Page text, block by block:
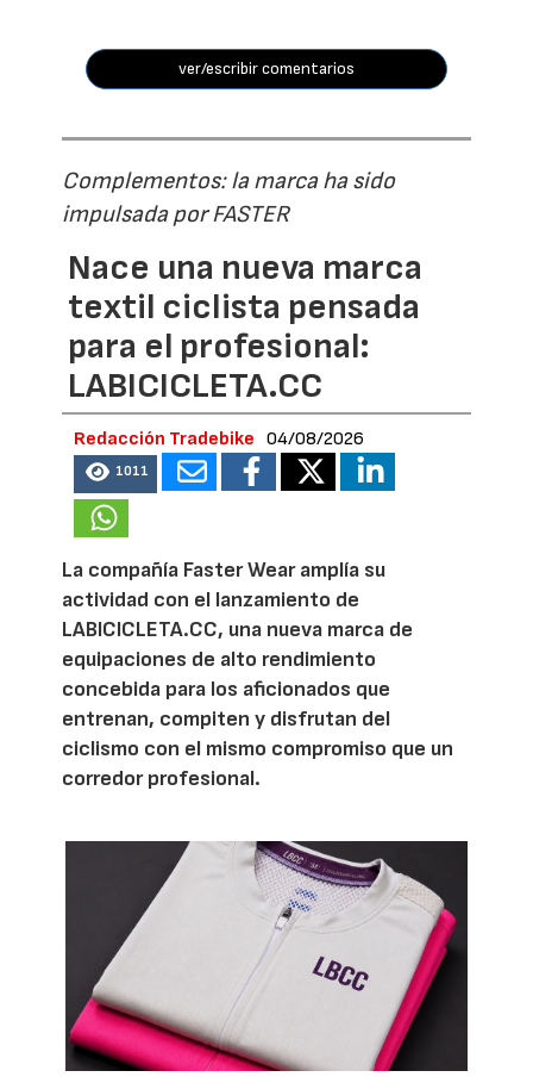
ver/escribir comentarios
Complementos: la marca ha sido
impulsada por FASTER
Nace una nueva marca
textil ciclista pensada
para el profesional:
LABICICLETA.CC
Redacción Tradebike 04/08/2026
1011
La compañía Faster Wear amplía su
actividad con el lanzamiento de
LABICICLETA.CC, una nueva marca de
equipaciones de alto rendimiento
concebida para los aficionados que
entrenan, compiten y disfrutan del
ciclismo con el mismo compromiso que un
corredor profesional.